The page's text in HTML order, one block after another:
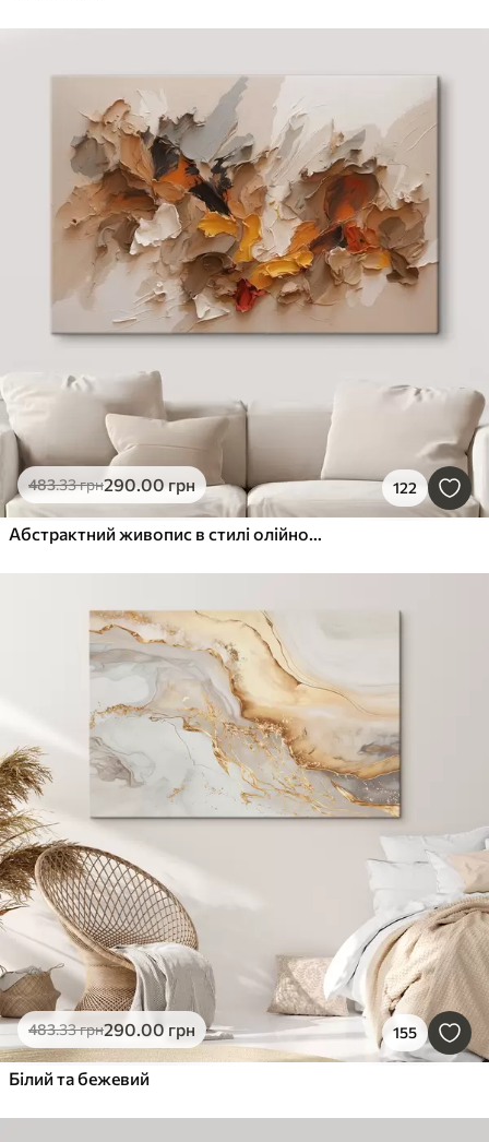
483.33грн290.00грн 122
Абстрактний живопис в стилі олійного живопису
483.33грн290.00 грн 155
Білий та бежевий